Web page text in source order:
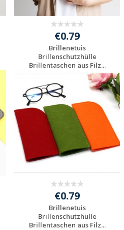
€0.79
Brillenetuis
Brillenschutzhülle
Brillentaschen aus Filz...
Individuelle
Werbeartikel
anfragen
€0.79
Brillenetuis
Brillenschutzhülle
Brillentaschen aus Filz...